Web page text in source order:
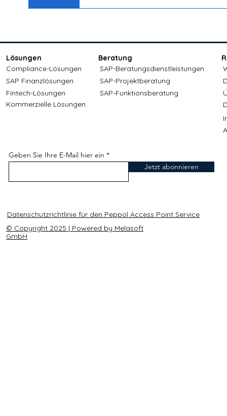
Dazu gehören wesentliche
Lösungen
Compliance-Lösungen
SAP Finanzlösungen
Fintech-Lösungen
Beratung
SAP-Beratungsdienstleistungen
SAP-Projektberatung
SAP-Funktionsberatung
Kommerzielle Lösungen
Geben Sie Ihre E-Mail hier ein
Jetzt abonnieren
Datenschutzrichtlinie für den Peppol Access Point Service
© Copyright 2025 | Powered by Melasoft
GmbH